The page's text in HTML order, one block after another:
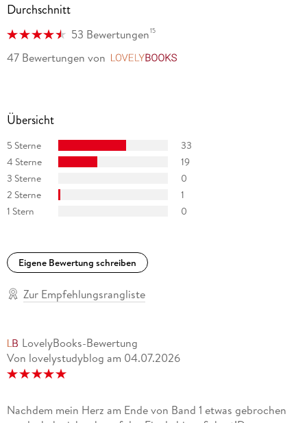
Durchschnitt
53 Bewertungen15
47 Bewertungen von
Übersicht
5 Sterne
33
4 Sterne
19
3 Sterne
0
2 Sterne
1
1 Stern
0
Eigene Bewertung schreiben
Zur Empfehlungsrangliste
LovelyBooks-Bewertung
Von lovelystudyblog am 04.07.2026
Nachdem mein Herz am Ende von Band 1 etwas gebrochen